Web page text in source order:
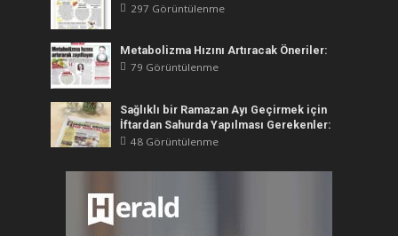
297 Görüntülenme
Metabolizma Hızını Artıracak Öneriler:
79 Görüntülenme
Sağlıklı bir Ramazan Ayı Geçirmek için
İftardan Sahurda Yapılması Gerekenler:
48 Görüntülenme